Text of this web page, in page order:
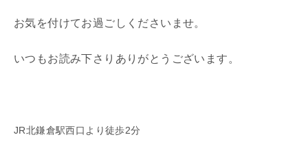
お気を付けてお過ごしくださいませ。
いつもお読み下さりありがとうございます。
JR北鎌倉駅西口より徒歩2分